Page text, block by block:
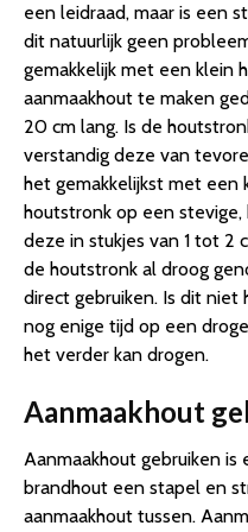
een leidraad, maar is een
dit natuurlijk geen
gemakkelijk met een klein
aanmaakhout te maken
20 cm lang. Is de
verstandig deze van
het gemakkelijkst met een
houtstronk op een
deze in stukjes van 1 tot 2
de houtstronk al droog
direct gebruiken. Is dit niet
nog enige tijd op een
het verder kan drogen.
Aanmaakhout
Aanmaakhout gebruiken is
brandhout een stapel en
aanmaakhout tussen.